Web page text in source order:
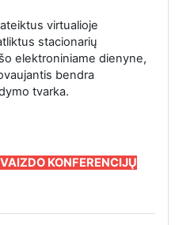
virtualioje
stacionarių
elektroniniame dienyne,
bendra
tvarka.
KONFERENCIJŲ